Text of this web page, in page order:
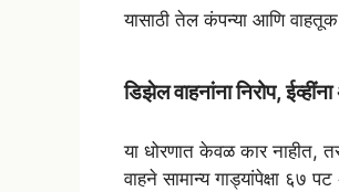
यासाठी तेल कंपन्या आणि
डिझेल वाहनांना निरोप,
या धोरणात केवळ कार नाहीत,
वाहने सामान्य गाड्यांपेक्षा ६७